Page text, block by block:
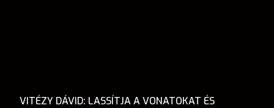
VITÉZY DÁVID: LASSÍTJA A VONATOKAT ÉS